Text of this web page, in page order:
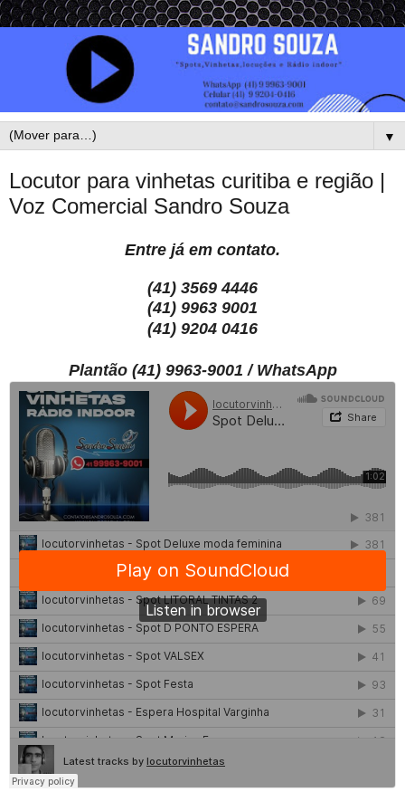
▼
Locutor para vinhetas curitiba e região |
Voz Comercial Sandro Souza
Entre já em contato.
(41) 3569 4446
(41) 9963 9001
(41) 9204 0416
Plantão (41) 9963-9001 / WhatsApp